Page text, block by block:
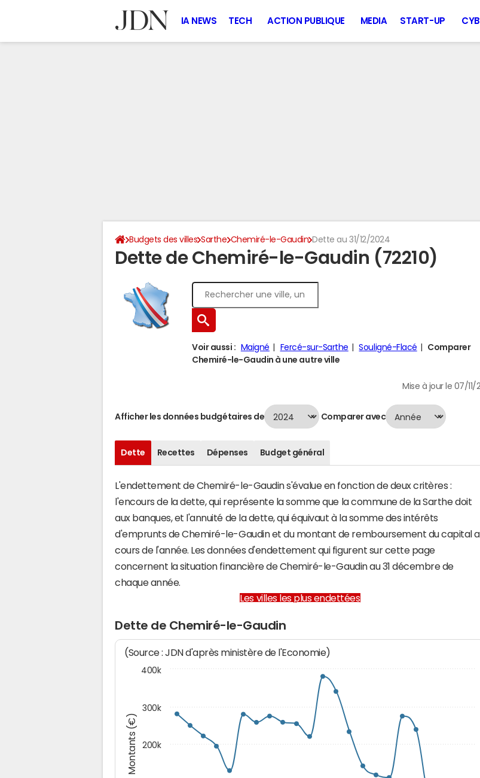
IA NEWS TECH ACTION PUBLIQUE MEDIA START-UP
Budgets des villes Sarthe Chemiré-le-Gaudin Dette au 31/12/2024
Dette de Chemiré-le-Gaudin (72210)
Voir aussi : Maigné Fercé-sur-Sarthe Souligné-Flacé
Comparer
Chemiré-le-Gaudin à une autre ville
Mise à jour le 07/11/
Afficher les données budgétaires de Comparer avec
Dette Recettes Dépenses Budget général
L'endettement de Chemiré-le-Gaudin s'évalue en fonction de deux critères :
l'encours de la dette, qui représente la somme que la commune de la Sarthe doit
aux banques, et l'annuité de la dette, qui équivaut à la somme des intérêts
d'emprunts de Chemiré-le-Gaudin et du montant de remboursement du capital
cours de l'année. Les données d'endettement qui figurent sur cette page
concernent la situation financière de Chemiré-le-Gaudin au 31 décembre de
chaque année.
Les villes les plus endettées
Dette de Chemiré-le-Gaudin
Montants (€)
(Source : JDN d'après ministère de l'Economie)
200k
300k
400k